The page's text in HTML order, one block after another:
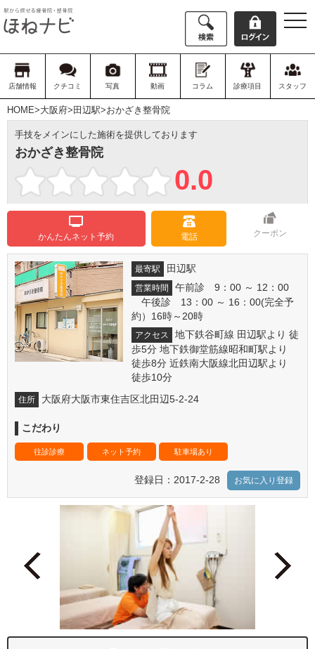
店舗情報 クチコミ 写真 動画 コラム 診療項目 スタッフ
HOME>大阪府> 田辺駅>おかざき整骨院
手技をメインにした施術を提供しております
おかざき整骨院
0.0
かんたんネット予約 電話 クーポン
最寄駅 田辺駅
営業時間
午前診 9：00 ～ 12：00
午後診 13：00 ～ 16：00(完全予
約）16時～20時
アクセス
地下鉄谷町線 田辺駅より 徒
歩5分 地下鉄御堂筋線昭和町駅より
徒歩8分 近鉄南大阪線北田辺駅より
徒歩10分
住所 大阪府大阪市東住吉区北田辺5-2-24
こだわり
往診診療 ネット予約 駐車場あり
登録日：2017-2-28 お気に入り登録